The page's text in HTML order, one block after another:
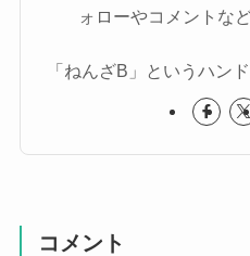
ォローやコメントな
「ねんざB」というハン
コメント